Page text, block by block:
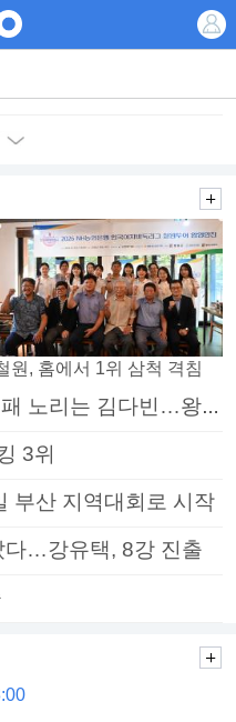
원, 홈에서 1위 삼척 격침
22전 전승 임상규·대회2연패 노리는 김다빈…왕중왕전 16강 7일부터
3위
부산 지역대회로 시작
다…강유택, 8강 진출